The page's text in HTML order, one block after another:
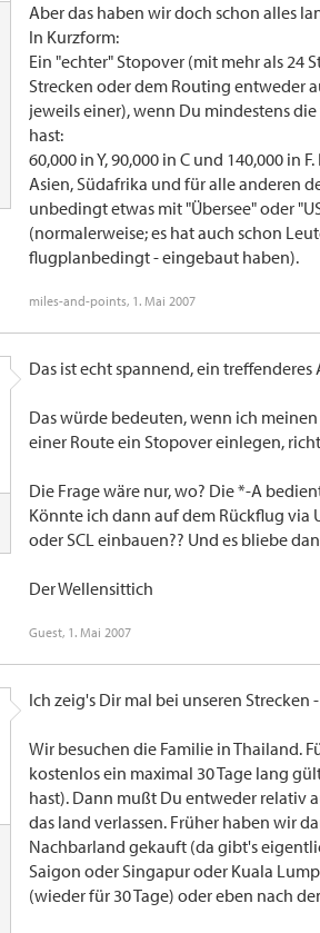
Aber das haben wir doch schon alles
In Kurzform:
Ein "echter" Stopover (mit mehr als
Strecken oder dem Routing entweder
jeweils einer), wenn Du mindestens
hast:
60,000 in Y, 90,000 in C und 140,000 in
Asien, Südafrika und für alle anderen
unbedingt etwas mit "Übersee" oder
(normalerweise; es hat auch schon
flugplanbedingt - eingebaut haben).
miles-and-points, 1. Mai 2007
Das ist echt spannend, ein
Das würde bedeuten, wenn ich
einer Route ein Stopover einlegen,
Die Frage wäre nur, wo? Die *-A
Könnte ich dann auf dem Rückflug via
oder SCL einbauen?? Und es bliebe
Der Wellensittich
Guest, 1. Mai 2007
Ich zeig's Dir mal bei unseren Strecken
Wir besuchen die Familie in Thailand.
kostenlos ein maximal 30 Tage lang
hast). Dann mußt Du entweder relativ
das land verlassen. Früher haben wir
Nachbarland gekauft (da gibt's
Saigon oder Singapur oder Kuala
(wieder für 30 Tage) oder eben nach